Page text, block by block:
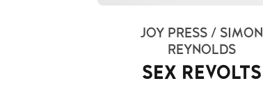
JOY PRESS / SIMON
REYNOLDS
SEX REVOLTS